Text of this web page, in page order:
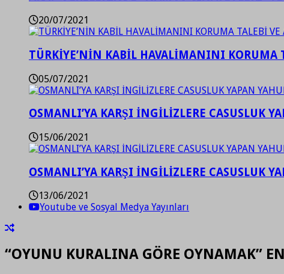
20/07/2021
TÜRKİYE’NİN KABİL HAVALİMANINI KORUMA
05/07/2021
OSMANLI’YA KARŞI İNGİLİZLERE CASUSLUK
15/06/2021
OSMANLI’YA KARŞI İNGİLİZLERE CASUSLUK
13/06/2021
Youtube ve Sosyal Medya Yayınları
“OYUNU KURALINA GÖRE OYNAMAK”